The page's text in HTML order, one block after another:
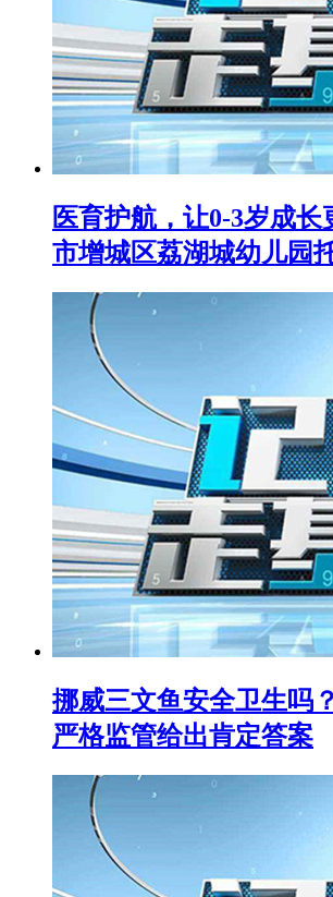
医育护航，让0-3岁成
市增城区荔湖城幼儿园
挪威三文鱼安全卫生吗
严格监管给出肯定答案